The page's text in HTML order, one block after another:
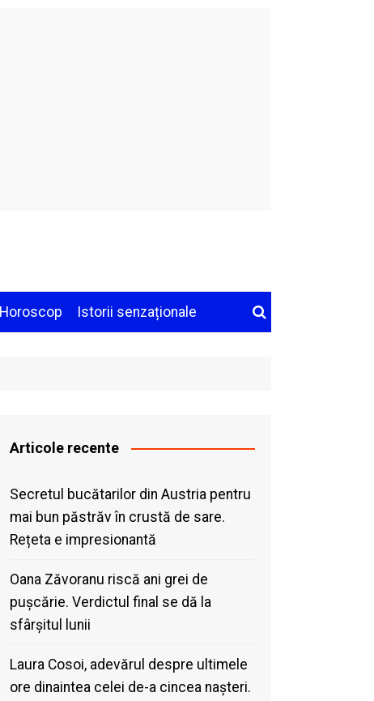
Horoscop Istorii senzaționale
Articole recente
Secretul bucătarilor din Austria pentru
mai bun păstrăv în crustă de sare.
Rețeta e impresionantă
Oana Zăvoranu riscă ani grei de
pușcărie. Verdictul final se dă la
sfârșitul lunii
Laura Cosoi, adevărul despre ultimele
ore dinaintea celei de-a cincea nașteri.